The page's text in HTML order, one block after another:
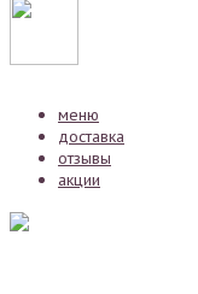
меню
доставка
отзывы
акции